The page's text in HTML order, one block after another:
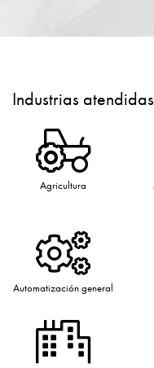
Industrias
Agricultura
Automatización general